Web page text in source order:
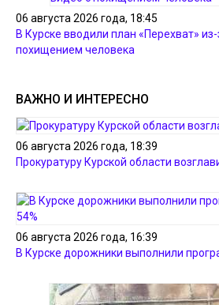
06 августа 2026 года, 18:45
В Курске вводили план «Перехват»
похищением человека
ВАЖНО И ИНТЕРЕСНО
06 августа 2026 года, 18:39
Прокуратуру Курской области
06 августа 2026 года, 16:39
В Курске дорожники выполнили